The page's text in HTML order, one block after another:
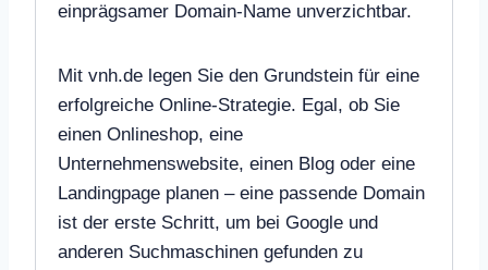
einprägsamer Domain-Name unverzichtbar.
Mit vnh.de legen Sie den Grundstein für eine
erfolgreiche Online-Strategie. Egal, ob Sie
einen Onlineshop, eine
Unternehmenswebsite, einen Blog oder eine
Landingpage planen – eine passende Domain
ist der erste Schritt, um bei Google und
anderen Suchmaschinen gefunden zu